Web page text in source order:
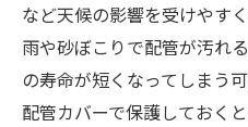
など天候の影響を受けやすく
雨や砂ぼこりで配管が汚れ
の寿命が短くなってしまう
配管カバーで保護しておくと